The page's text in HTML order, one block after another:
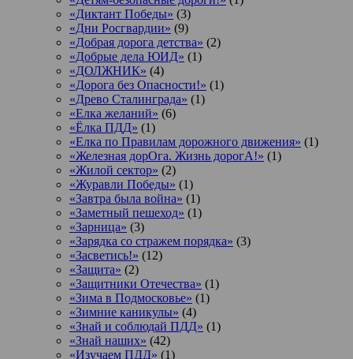
«Диктант Победы» (3)
«Дни Росгвардии» (9)
«Добрая дорога детства» (2)
«Добрые дела ЮИД» (1)
«ДОЛЖНИК» (4)
«Дорога без Опасности!» (1)
«Древо Сталинграда» (1)
«Елка желаний» (6)
«Ёлка ПДД» (1)
«Елка по Правилам дорожного движения» (1)
«Железная дорОга. Жизнь дорогА!» (1)
«Жилой сектор» (2)
«Журавли Победы» (1)
«Завтра была война» (1)
«Заметный пешеход» (1)
«Зарница» (3)
«Зарядка со стражем порядка» (3)
«Засветись!» (12)
«Защита» (2)
«Защитники Отечества» (1)
«Зима в Подмосковье» (1)
«Зимние каникулы» (4)
«Знай и соблюдай ПДД» (1)
«Знай наших» (42)
«Изучаем ПДД» (1)